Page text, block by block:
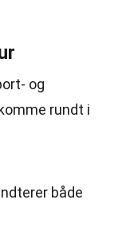
og
rundt i
både